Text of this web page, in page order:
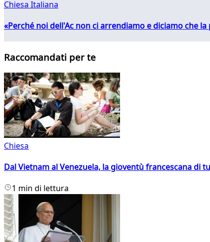
Chiesa Italiana
«Perché noi dell'Ac non ci arrendiamo e diciamo che la
Raccomandati per te
Chiesa
Dal Vietnam al Venezuela, la gioventù francescana di
1 min di lettura